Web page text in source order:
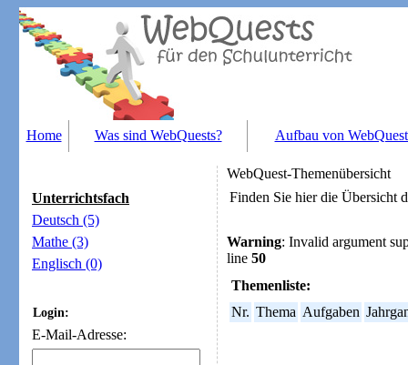
Home Was sind WebQuests? Aufbau von
Unterrichtsfach
Deutsch (5)
Mathe (3)
Englisch (0)
Login:
E-Mail-Adresse:
WebQuest-Themenübersicht
Finden Sie hier die Übersicht
Warning: Invalid argument
line 50
Themenliste:
Nr. Thema Aufgaben